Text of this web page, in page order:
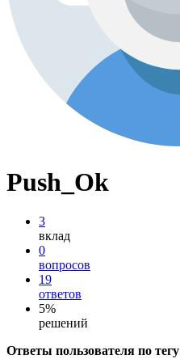
Push_Ok
3
вклад
0
вопросов
19
ответов
5%
решений
Ответы пользователя по тегу